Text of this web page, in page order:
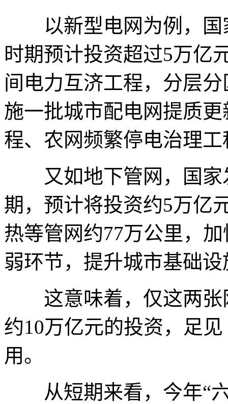
以新型电网为例，国
时期预计投资超过5万亿
间电力互济工程，分层
施一批城市配电网提质
程、农网频繁停电治理工
又如地下管网，国家
期，预计将投资约5万亿
热等管网约77万公里，
弱环节，提升城市基础
这意味着，仅这两张
约10万亿元的投资，足
用。
从短期来看，今年“六